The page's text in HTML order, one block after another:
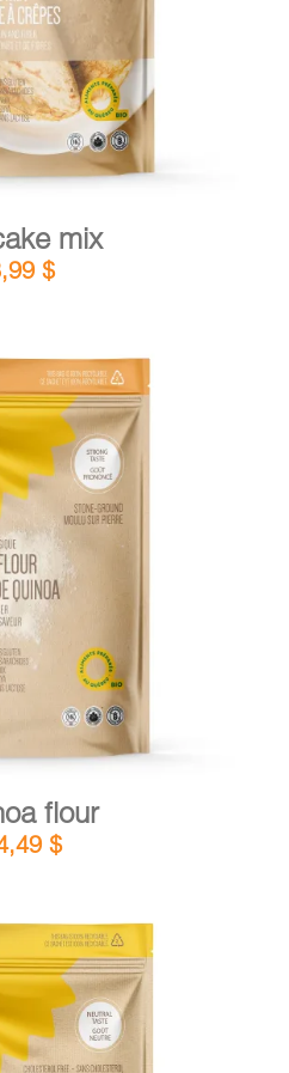
mix
$
/ DETAILS
flour
$